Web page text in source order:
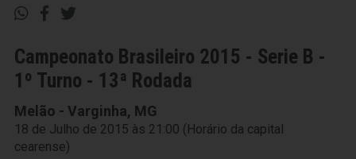
Campeonato Brasileiro 2015 - Serie B -
1º Turno - 13ª Rodada
Melão - Varginha, MG
18 de Julho de 2015 às 21:00 (Horário da capital
cearense)